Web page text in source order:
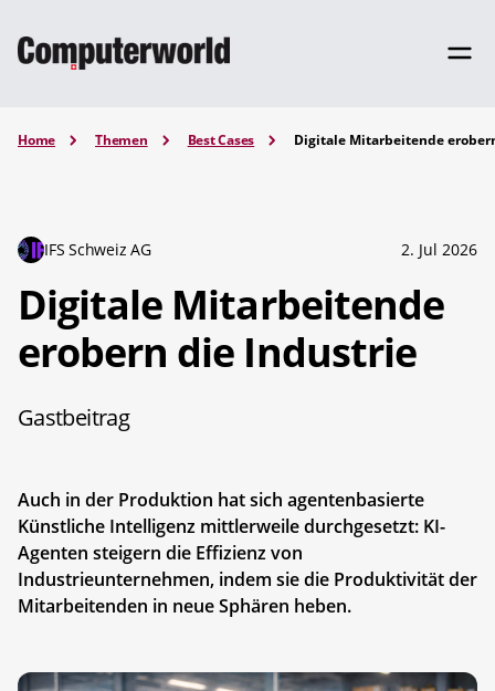
Home Themen Best Cases Digitale Mitarbeitende
IFS Schweiz AG 2. Jul 2026
Digitale Mitarbeitende
erobern die Industrie
Gastbeitrag
Auch in der Produktion hat sich agentenbasierte
Künstliche Intelligenz mittlerweile durchgesetzt: KI-
Agenten steigern die Effizienz von
Industrieunternehmen, indem sie die Produktivität der
Mitarbeitenden in neue Sphären heben.